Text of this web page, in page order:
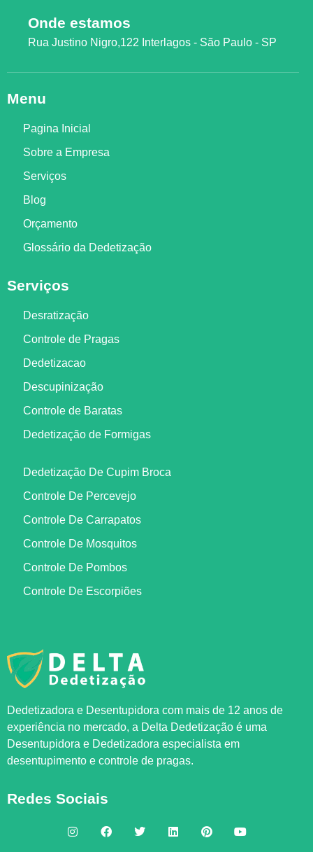
Dedetizadora e Desentupidora com mais de 12 anos de
experiência no mercado, a Delta Dedetização é uma
Desentupidora e Dedetizadora especialista em
desentupimento e controle de pragas.
Redes Sociais
Onde estamos
Rua Justino Nigro,122 Interlagos - São Paulo - SP
Menu
Pagina Inicial
Sobre a Empresa
Serviços
Blog
Orçamento
Glossário da Dedetização
Serviços
Desratização
Controle de Pragas
Dedetizacao
Descupinização
Controle de Baratas
Dedetização de Formigas
Dedetização De Cupim Broca
Controle De Percevejo
Controle De Carrapatos
Controle De Mosquitos
Controle De Pombos
Controle De Escorpiões